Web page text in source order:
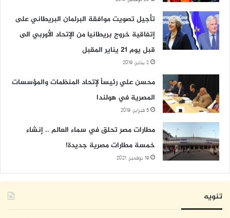
تأجيل تصويت موافقة البرلمان البريطاني على
إتفاقية خروج بريطانيا من الإتحاد الأوربي الى
قبل يوم 21 يناير المقبل
2 يناير، 2019
محسن علي رئيساً لإتحاد المنظمات والمؤسسات
المصرية في هولندا
5 فبراير، 2019
مطارات مصر تحلق في سماء العالم .. إنشاء
خمسة مطارات مصرية جديدة!
19 نوفمبر، 2021
تنويه